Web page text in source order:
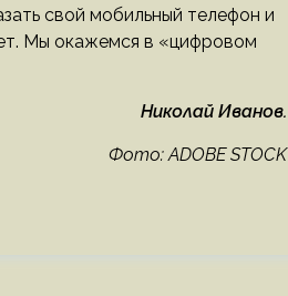
свой мобильный телефон и
Мы окажемся в «цифровом
Николай Иванов.
Фото: ADOBE STOCK